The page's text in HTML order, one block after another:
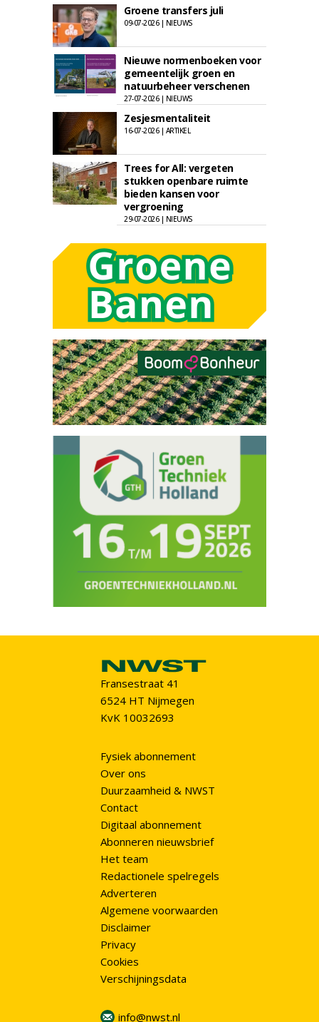
Groene transfers juli
09-07-2026 | NIEUWS
Nieuwe normenboeken voor
gemeentelijk groen en
natuurbeheer verschenen
27-07-2026 | NIEUWS
Zesjesmentaliteit
16-07-2026 | ARTIKEL
Trees for All: vergeten
stukken openbare ruimte
bieden kansen voor
vergroening
29-07-2026 | NIEUWS
Fransestraat 41
6524 HT Nijmegen
KvK 10032693
Fysiek abonnement
Over ons
Duurzaamheid & NWST
Contact
Digitaal abonnement
Abonneren nieuwsbrief
Het team
Redactionele spelregels
Adverteren
Algemene voorwaarden
Disclaimer
Privacy
Cookies
Verschijningsdata
info@nwst.nl